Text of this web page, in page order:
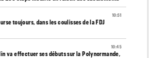
10:51
toujours, dans les coulisses de la FDJ
10:45
va effectuer ses débuts sur la Polynormande,